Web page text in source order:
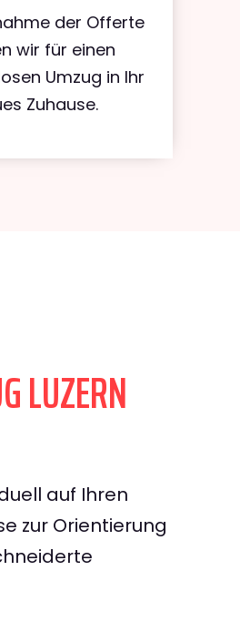
der Offerte
wir für einen
Umzug in Ihr
Zuhause.
LUZERN
auf Ihren
zur Orientierung